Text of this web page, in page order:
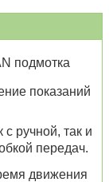
подмотка
показаний
с ручной, так и
передач.
движения